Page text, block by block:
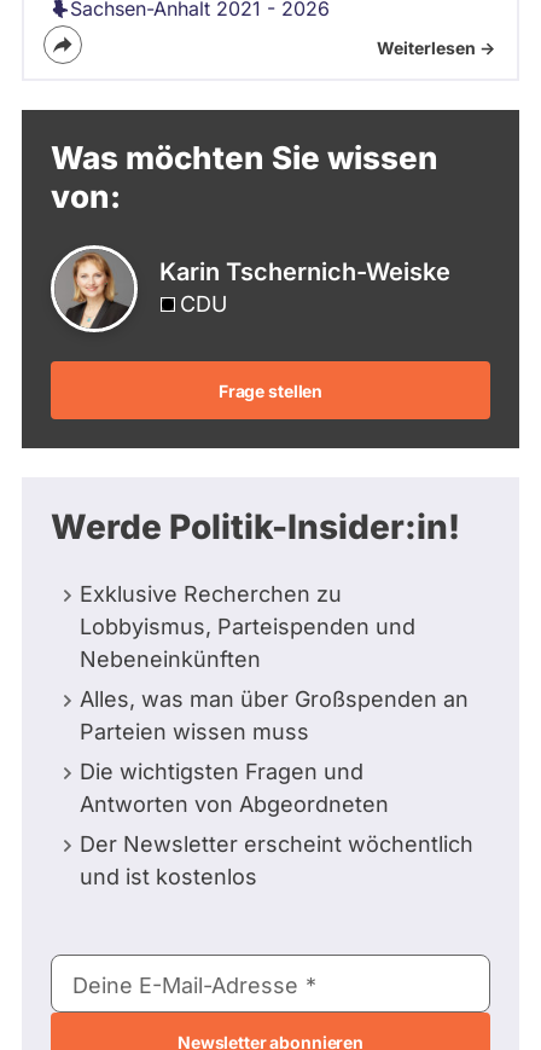
Sachsen-Anhalt 2021 - 2026
Weiterlesen ->
Was möchten Sie wissen
von:
Karin Tschernich-Weiske
CDU
Frage stellen
Werde Politik-Insider:in!
Exklusive Recherchen zu
Lobbyismus, Parteispenden und
Nebeneinkünften
Alles, was man über Großspenden an
Parteien wissen muss
Die wichtigsten Fragen und
Antworten von Abgeordneten
Der Newsletter erscheint wöchentlich
und ist kostenlos
E-
Mail-
Deine E-Mail-Adresse